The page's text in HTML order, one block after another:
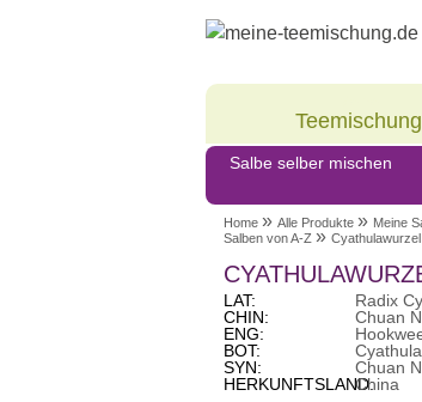
Teemischung
Salbe selber mischen
Home » Alle Produkte » Meine
Salben von A-Z »
LAT:
Radix
CHIN:
Chuan
ENG:
BOT:
SYN:
Chuan
HERKUNFTSLAND:China